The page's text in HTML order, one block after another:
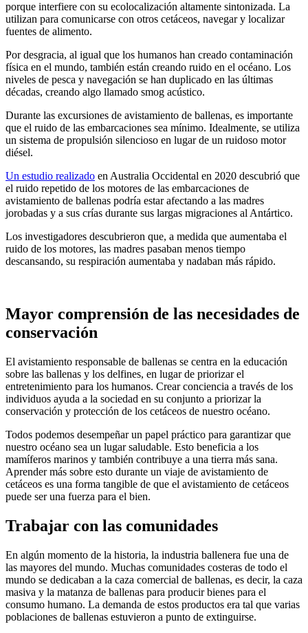
porque interfiere con su ecolocalización altamente sintonizada. La
utilizan para comunicarse con otros cetáceos, navegar y localizar
fuentes de alimento.
Por desgracia, al igual que los humanos han creado contaminación
física en el mundo, también están creando ruido en el océano. Los
niveles de pesca y navegación se han duplicado en las últimas
décadas, creando algo llamado smog acústico.
Durante las excursiones de avistamiento de ballenas, es importante
que el ruido de las embarcaciones sea mínimo. Idealmente, se utiliza
un sistema de propulsión silencioso en lugar de un ruidoso motor
diésel.
Un estudio realizado en Australia Occidental en 2020 descubrió que
el ruido repetido de los motores de las embarcaciones de
avistamiento de ballenas podría estar afectando a las madres
jorobadas y a sus crías durante sus largas migraciones al Antártico.
Los investigadores descubrieron que, a medida que aumentaba el
ruido de los motores, las madres pasaban menos tiempo
descansando, su respiración aumentaba y nadaban más rápido.
Mayor comprensión de las necesidades de
conservación
El avistamiento responsable de ballenas se centra en la educación
sobre las ballenas y los delfines, en lugar de priorizar el
entretenimiento para los humanos. Crear conciencia a través de los
individuos ayuda a la sociedad en su conjunto a priorizar la
conservación y protección de los cetáceos de nuestro océano.
Todos podemos desempeñar un papel práctico para garantizar que
nuestro océano sea un lugar saludable. Esto beneficia a los
mamíferos marinos y también contribuye a una tierra más sana.
Aprender más sobre esto durante un viaje de avistamiento de
cetáceos es una forma tangible de que el avistamiento de cetáceos
puede ser una fuerza para el bien.
Trabajar con las comunidades
En algún momento de la historia, la industria ballenera fue una de
las mayores del mundo. Muchas comunidades costeras de todo el
mundo se dedicaban a la caza comercial de ballenas, es decir, la caza
masiva y la matanza de ballenas para producir bienes para el
consumo humano. La demanda de estos productos era tal que varias
poblaciones de ballenas estuvieron a punto de extinguirse.